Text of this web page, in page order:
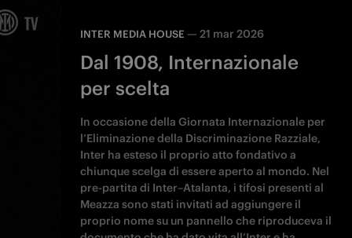
INTER MEDIA HOUSE —21 mar 2026
Dal 1908, Internazionale
per scelta
In occasione della Giornata Internazionale per
l’Eliminazione della Discriminazione Razziale,
Inter ha esteso il proprio atto fondativo a
chiunque scelga di essere aperto al mondo. Nel
pre-partita di Inter–Atalanta, i tifosi presenti al
Meazza sono stati invitati ad aggiungere il
proprio nome su un pannello che riproduceva il